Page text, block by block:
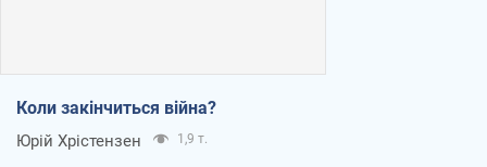
Коли закінчиться війна?
Юрій Хрістензен 1,9 т.